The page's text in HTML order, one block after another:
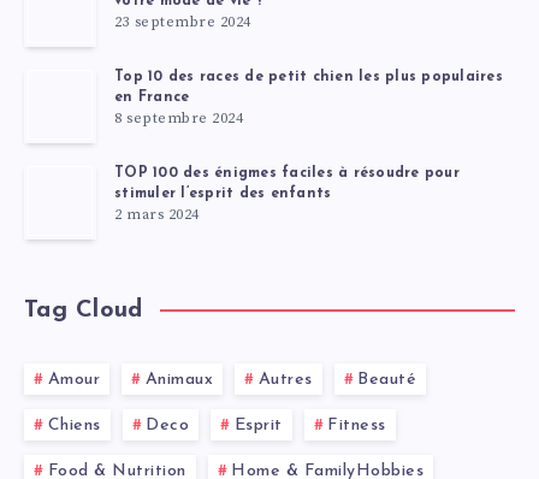
23 septembre 2024
Top 10 des races de petit chien les plus populaires
en France
8 septembre 2024
TOP 100 des énigmes faciles à résoudre pour
stimuler l’esprit des enfants
2 mars 2024
Tag Cloud
Amour Animaux Autres Beauté
Chiens Deco Esprit Fitness
Food & Nutrition Home & FamilyHobbies